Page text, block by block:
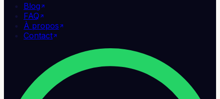
Blog
FAQ
À propos
Contact